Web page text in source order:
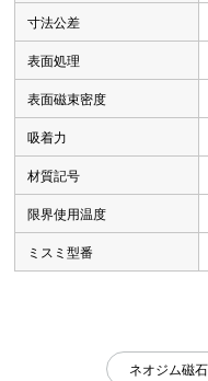
寸法公差
表面処理
表面磁束密度
吸着力
材質記号
限界使用温度
ミスミ型番
ネオジム磁石